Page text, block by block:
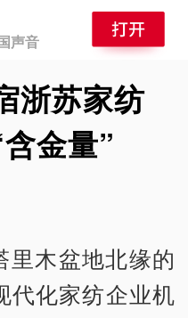
声音
浙苏家纺
金量”
里木盆地北缘的
代化家纺企业机